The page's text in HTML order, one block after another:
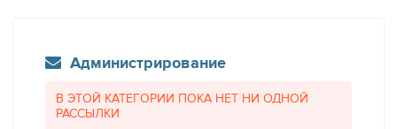
Администрирование
В ЭТОЙ КАТЕГОРИИ ПОКА НЕТ НИ ОДНОЙ
РАССЫЛКИ